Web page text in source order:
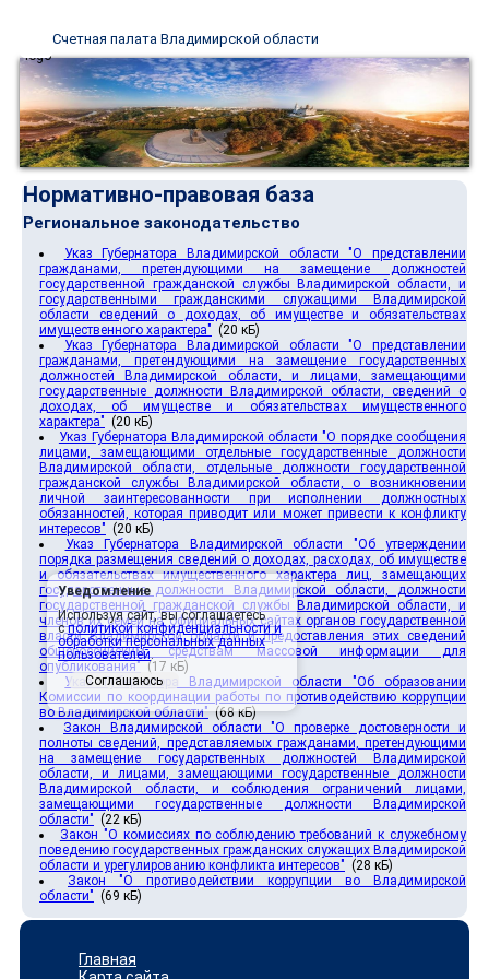
Счетная палата Владимирской области
Нормативно-правовая база
Региональное законодательство
Указ Губернатора Владимирской области "О представлении
гражданами, претендующими на замещение должностей
государственной гражданской службы Владимирской области, и
государственными гражданскими служащими Владимирской
области сведений о доходах, об имуществе и обязательствах
имущественного характера" (20 кБ)
Указ Губернатора Владимирской области "О представлении
гражданами, претендующими на замещение государственных
должностей Владимирской области, и лицами, замещающими
государственные должности Владимирской области, сведений о
доходах, об имуществе и обязательствах имущественного
характера" (20 кБ)
Указ Губернатора Владимирской области "О порядке сообщения
лицами, замещающими отдельные государственные должности
Владимирской области, отдельные должности государственной
гражданской службы Владимирской области, о возникновении
личной заинтересованности при исполнении должностных
обязанностей, которая приводит или может привести к конфликту
интересов" (20 кБ)
Указ Губернатора Владимирской области "Об утверждении
порядка размещения сведений о доходах, расходах, об имуществе
и обязательствах имущественного характера лиц, замещающих
государственные должности Владимирской области, должности
государственной гражданской службы Владимирской области, и
членов их семей на официальных сайтах органов государственной
власти Владимирской области и предоставления этих сведений
общероссийским средствам массовой информации для
опубликования" (17 кБ)
Указ Губернатора Владимирской области "Об образовании
Комиссии по координации работы по противодействию коррупции
во Владимирской области" (68 кБ)
Закон Владимирской области "О проверке достоверности и
полноты сведений, представляемых гражданами, претендующими
на замещение государственных должностей Владимирской
области, и лицами, замещающими государственные должности
Владимирской области, и соблюдения ограничений лицами,
замещающими государственные должности Владимирской
области" (22 кБ)
Закон "О комиссиях по соблюдению требований к служебному
поведению государственных гражданских служащих Владимирской
области и урегулированию конфликта интересов" (28 кБ)
Закон "О противодействии коррупции во Владимирской
области" (69 кБ)
Главная
Уведомление
Используя сайт, вы соглашаетесь
сполитикой конфиденциальности и
обработки персональных данных
пользователей.
Соглашаюсь